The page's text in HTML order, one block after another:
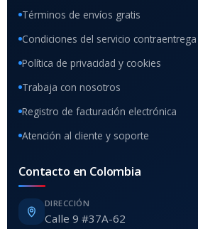
Términos de envíos gratis
Condiciones del servicio contraentrega
Política de privacidad y cookies
Trabaja con nosotros
Registro de facturación electrónica
Atención al cliente y soporte
Contacto en Colombia
DIRECCIÓN
Calle 9 #37A-62